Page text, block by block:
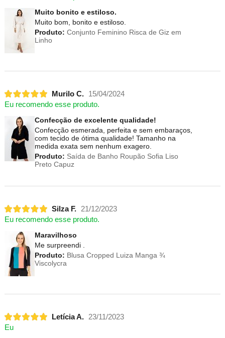
Muito bonito e estiloso.
Muito bom, bonito e estiloso.
Produto: Conjunto Feminino Risca de Giz em
Linho
Murilo C.
15/04/2024
Eu recomendo esse produto.
Confecção de excelente qualidade!
Confecção esmerada, perfeita e sem embaraços,
com tecido de ótima qualidade! Tamanho na
medida exata sem nenhum exagero.
Produto: Saída de Banho Roupão Sofia Liso
Preto Capuz
Silza F.
21/12/2023
Eu recomendo esse produto.
Maravilhoso
Me surpreendi .
Produto: Blusa Cropped Luiza Manga ¾
Viscolycra
Letícia A.
23/11/2023
Eu